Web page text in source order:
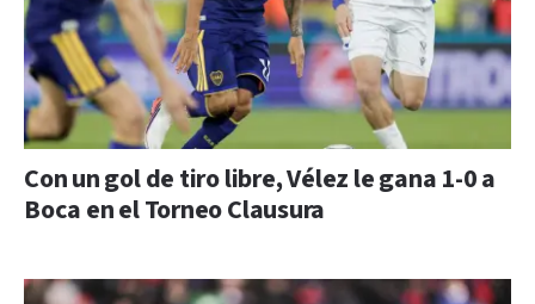
Con un gol de tiro libre, Vélez le gana 1-0 a
Boca en el Torneo Clausura